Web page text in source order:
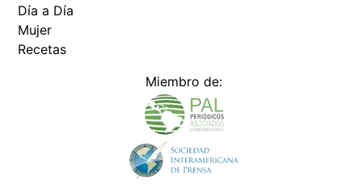
Día a Día
Mujer
Recetas
Miembro de: